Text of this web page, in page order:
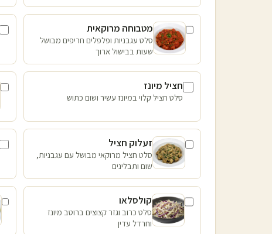
מטבוחה מרוקאית
סלט עגבניות ופלפלים חריפים מבושל
שעות בבישול ארוך
חציל מיונז
סלט חציל קלוי במיונז עשיר ושום כתוש
זעלוק חציל
סלט חציל מרוקאי מבושל עם עגבניות,
שום ותבלינים
קולסלאו
סלט כרוב וגזר קצוצים ברוטב מיונז
וחרדל עדין